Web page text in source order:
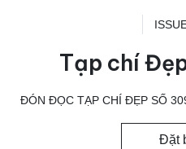
Tạp chí
ĐÓN ĐỌC TẠP CHÍ ĐẸP SỐ
Đặt